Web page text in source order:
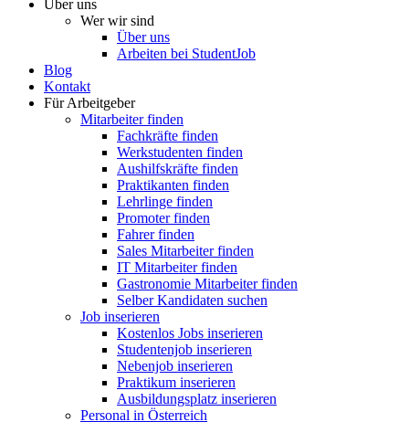
Über uns
Wer wir sind
Über uns
Arbeiten bei StudentJob
Blog
Kontakt
Für Arbeitgeber
Mitarbeiter finden
Fachkräfte finden
Werkstudenten finden
Aushilfskräfte finden
Praktikanten finden
Lehrlinge finden
Promoter finden
Fahrer finden
Sales Mitarbeiter finden
IT Mitarbeiter finden
Gastronomie Mitarbeiter finden
Selber Kandidaten suchen
Job inserieren
Kostenlos Jobs inserieren
Studentenjob inserieren
Nebenjob inserieren
Praktikum inserieren
Ausbildungsplatz inserieren
Personal in Österreich